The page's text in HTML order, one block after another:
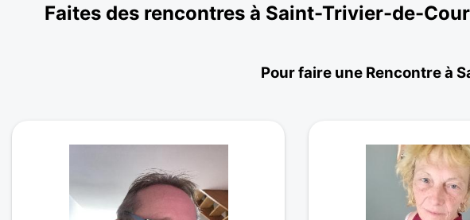
Faites des rencontres à Saint-Trivier-de-
Pour faire une Rencontre à